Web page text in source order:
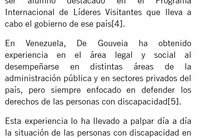
Internacional de Líderes Visitantes que lleva a
cabo el gobierno de ese país[4].
En Venezuela, De Gouveia ha obtenido
experiencia en el área legal y social al
desempeñarse en distintas áreas de la
administración pública y en sectores privados del
país, pero siempre enfocado en defender los
derechos de las personas con discapacidad[5].
Esta experiencia lo ha llevado a palpar día a día
la situación de las personas con discapacidad en